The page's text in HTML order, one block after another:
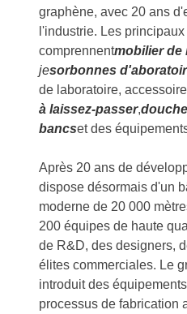
graphène, avec 20 ans
l'industrie. Les
comprennentmobilier de
jesorbonnes
de laboratoire,
à laissez-passer,
bancset des
Après 20 ans de
dispose désormais d'un
moderne de 20 000
200 équipes de haute
de R&D, des designers,
élites commerciales. Le
introduit des
processus de fabrication